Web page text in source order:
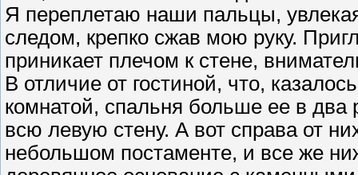
Я переплетаю наши пальцы,
следом, крепко сжав мою руку.
приникает плечом к стене,
В отличие от гостиной, что,
комнатой, спальня больше ее в
всю левую стену. А вот справа от
небольшом постаменте, и все же